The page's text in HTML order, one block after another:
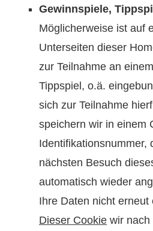
Gewinnspiele,
Möglicherweise ist auf
Unterseiten dieser
zur Teilnahme an
Tippspiel, o.ä.
sich zur Teilnahme
speichern wir in einem
Identifikationsnummer,
nächsten Besuch
automatisch wieder
Ihre Daten nicht erneut
Dieser Cookie wir nach